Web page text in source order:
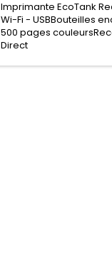
Imprimante EcoTank
Wi-Fi - USBBouteilles
500 pages
Direct